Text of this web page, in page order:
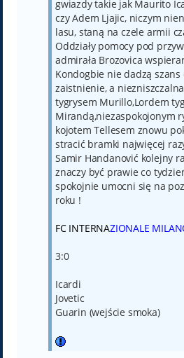
gwiazdy takie jak Maurito
czy Adem Ljajic, niczym
lasu, staną na czele armii
Oddziały pomocy pod
admirała Brozovica
Kondogbie nie dadzą szans
zaistnienie, a
tygrysem Murillo,Lordem
Mirandą,niezaspokojonym
kojotem Tellesem znowu
stracić bramki najwięcej
Samir Handanović kolejny
znaczy być prawie co
spokojnie umocni się na
roku !
FC INTERNAZIONALE
3:0
Icardi
Jovetic
Guarin (wejście smoka)